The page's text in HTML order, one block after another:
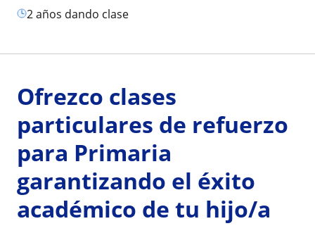
2 años dando clase
Ofrezco clases
particulares de refuerzo
para Primaria
garantizando el éxito
académico de tu hijo/a